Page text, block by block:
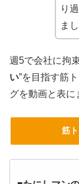
り
ま
週5で会社に拘
い”を目指す筋
グを動画と表に
筋